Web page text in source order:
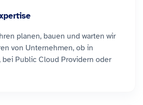
planen, bauen und warten wir
von Unternehmen, ob in
bei Public Cloud Providern oder